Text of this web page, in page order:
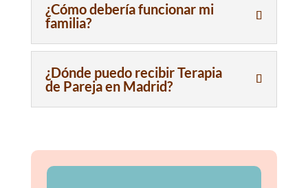
¿Cómo debería funcionar mi
familia?
¿Dónde puedo recibir Terapia
de Pareja en Madrid?